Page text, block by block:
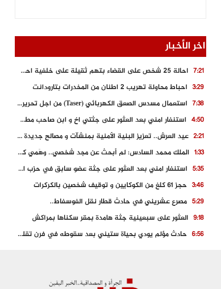
اخر الأخبار
7:21
احالة 25 شخص على القضاء بتهم ثقيلة على خلفية احداث المناطق الشمالية
3:29 احباط محاولة تهريب 2 اطنان من المخدرات بتارودانت
7:38
استعمال مسدس الصعق الكهربائي (Taser) من اجل تحرير شابة محتجزة
4:50
استنفار امني بعد العثور على جثتي اخ و ابن صاحب مطعم اسماك مشهور بطنجة
2:21
عيد العرش.. تعزيز البنية الأمنية بمنشآت و مصالح جديدة بكل من الحسيمة – فاس و الناظور
1:33
الملك محمد السادس: لم أبحث عن مجد شخصي.. وهَمي كرامة المغاربة
5:35
استنفار امني بعد العثور على جثة عضو سابق في حزب المصباح بالقنيطرة..
3:46 حجز 61 كلغ من الكوكايين و توقيف شخصين بالكركرات
5:29 مصرع عشريني في حادث قطار نقل الفوسفاط..
9:18 العثور على سبعينية جثة هامدة بمقر سكناها بمراكش
6:56
حادث مؤلم يودي بحياة ستيني بعد سقوطه في فرن تقليدي “للجير”